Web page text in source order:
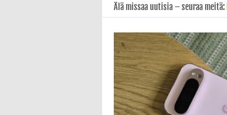
Älä missaa uutisia – seuraa meitä: